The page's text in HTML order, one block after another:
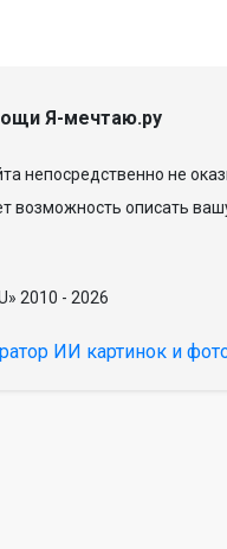
Я-мечтаю.ру
непосредственно не
возможность описать
2010 - 2026
ИИ картинок и